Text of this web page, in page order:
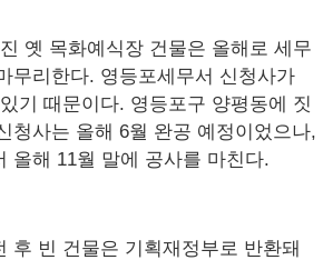
옛 목화예식장 건물은 올해로 세무
무리한다. 영등포세무서 신청사가
기 때문이다. 영등포구 양평동에 짓
청사는 올해 6월 완공 예정이었으나,
올해 11월 말에 공사를 마친다.
후 빈 건물은 기획재정부로 반환돼